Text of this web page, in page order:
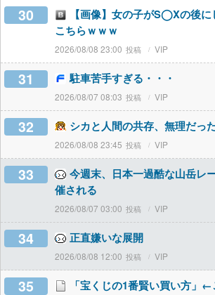
30
【画像】女の子がS◯Xの後
こちらｗｗｗ
2026/08/08 23:00 VIP
31 駐車苦手すぎる・・・
2026/08/07 08:03 VIP
32 シカと人間の共存、無理だっ
2026/08/08 23:45 VIP
33
今週末、日本一過酷な山岳レ
催される
2026/08/07 03:00 VIP
34 正直嫌いな展開
2026/08/08 12:00 VIP
35 「宝くじの1番賢い買い方」